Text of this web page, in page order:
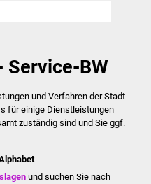
Ausschüsse
Ratsinformationssystem
Summerrockfestival
Service-BW
und Verfahren der Stadt
für einige Dienstleistungen
zuständig sind und Sie ggf.
und suchen Sie nach